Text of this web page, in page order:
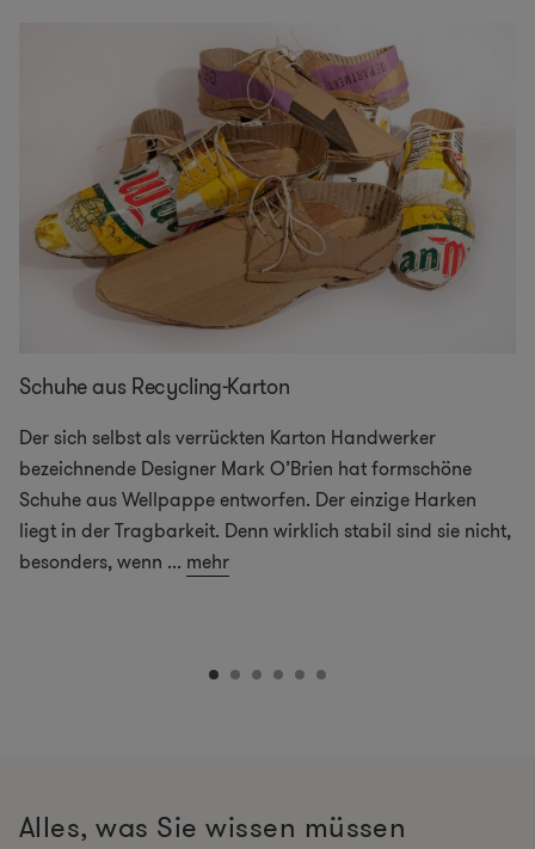
Schuhe aus Recycling-Karton
Der sich selbst als verrückten Karton Handwerker
bezeichnende Designer Mark O’Brien hat formschöne
Schuhe aus Wellpappe entworfen. Der einzige Harken
liegt in der Tragbarkeit. Denn wirklich stabil sind sie nicht,
besonders, wenn ... mehr
Alles, was Sie wissen müssen